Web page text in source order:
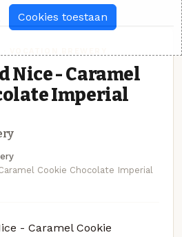
Nice - Caramel
Imperial
Cookie Chocolate Imperial
- Caramel Cookie
Cookies toestaan